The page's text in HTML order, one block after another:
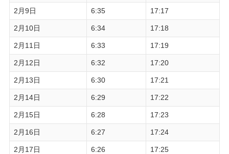
2月9日 6:35 17:17
2月10日 6:34 17:18
2月11日 6:33 17:19
2月12日 6:32 17:20
2月13日 6:30 17:21
2月14日 6:29 17:22
2月15日 6:28 17:23
2月16日 6:27 17:24
2月17日 6:26 17:25